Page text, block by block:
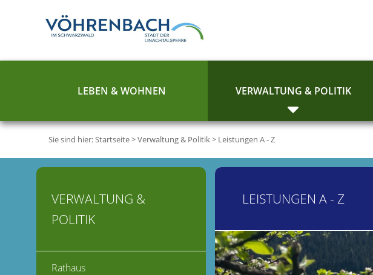
LEBEN & WOHNEN VERWALTUNG & POLITIK
Sie sind hier:Startseite>Verwaltung & Politik> Leistungen A - Z
LEISTUNGEN A - Z
VERWALTUNG &
POLITIK
Rathaus